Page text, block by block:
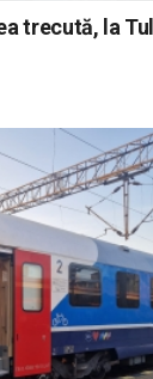
trecută, la